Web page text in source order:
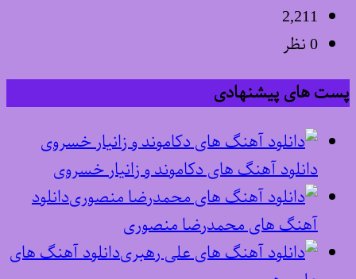
2,211
0 نظر
پست های پیشنهادی
دانلود آهنگ های دکاموند و زانیار خسروی
دانلود
آهنگ های محمدرضا منصوری
دانلود آهنگ های